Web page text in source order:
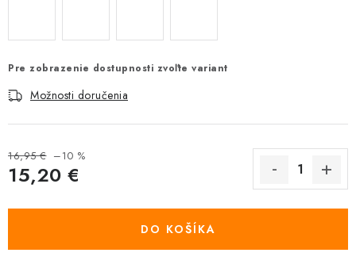
Pre zobrazenie dostupnosti zvoľte variant
Možnosti doručenia
16,95 € –10 %
15,20 €
DO KOŠÍKA